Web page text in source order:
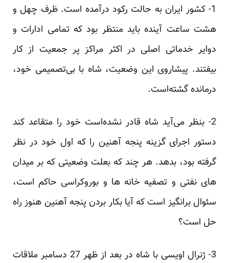
1- کشور ایران به حالت رکود درآمده است. ظرف چهل و
هشت ساعت آینده باید منتظر بود که تمامی ادارات و
دوایر خدماتی اصلی در اکثر مراکز پر جمعیت از کار
بیفتند. پیشاروی این وضعیت، شاه با بی‌تصمیمی خود،
درمانده گشته‌است.
2- بنظر می‌آید شاه قادر نشده‌است خود را متقاعد کند
دستور اجرای گزینه پنجه آهنین را که اول خود در نظر
گرفته بود، بدهد. هر چند که بعلت وضعیتی که بر میدان
های نفتی و تصفیه خانه ها و بوروکراسی حاکم است،
سئوال برانگیز است که آیا بکار بردن پنجه آهنین هنوز راه
حل است؟
3- ژنرال اویسی با شاه در بعد از ظهر 27 دسامبر ملاقات